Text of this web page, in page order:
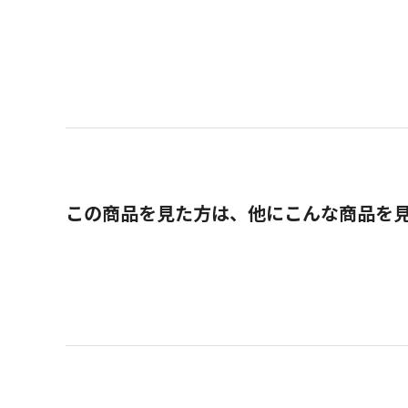
この商品を見た方は、他にこんな商品を